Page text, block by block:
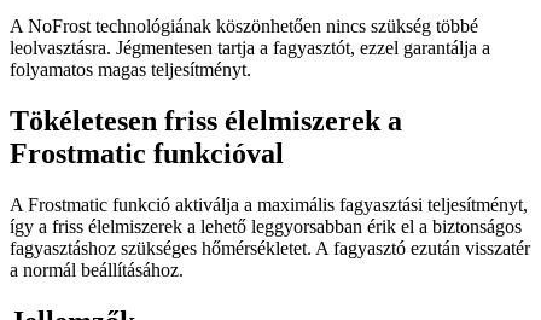
A NoFrost technológiának köszönhetően nincs szükség többé
leolvasztásra. Jégmentesen tartja a fagyasztót, ezzel garantálja a
folyamatos magas teljesítményt.
Tökéletesen friss élelmiszerek a
Frostmatic funkcióval
A Frostmatic funkció aktiválja a maximális fagyasztási teljesítményt,
így a friss élelmiszerek a lehető leggyorsabban érik el a biztonságos
fagyasztáshoz szükséges hőmérsékletet. A fagyasztó ezután visszatér
a normál beállításához.